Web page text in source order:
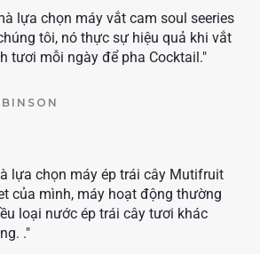
lựa chọn máy vắt cam soul seeries
tôi, nó thực sự hiệu quả khi vắt
tươi mỗi ngày để pha Cocktail."
lựa chọn máy ép trái cây Mutifruit
của mình, máy hoạt động thường
loại nước ép trái cây tươi khác
."